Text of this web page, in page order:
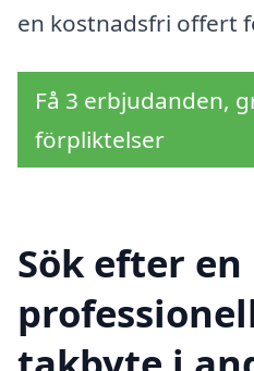
en kostnadsfri offert
Få 3 erbjudanden,
förpliktelser
Sök efter en